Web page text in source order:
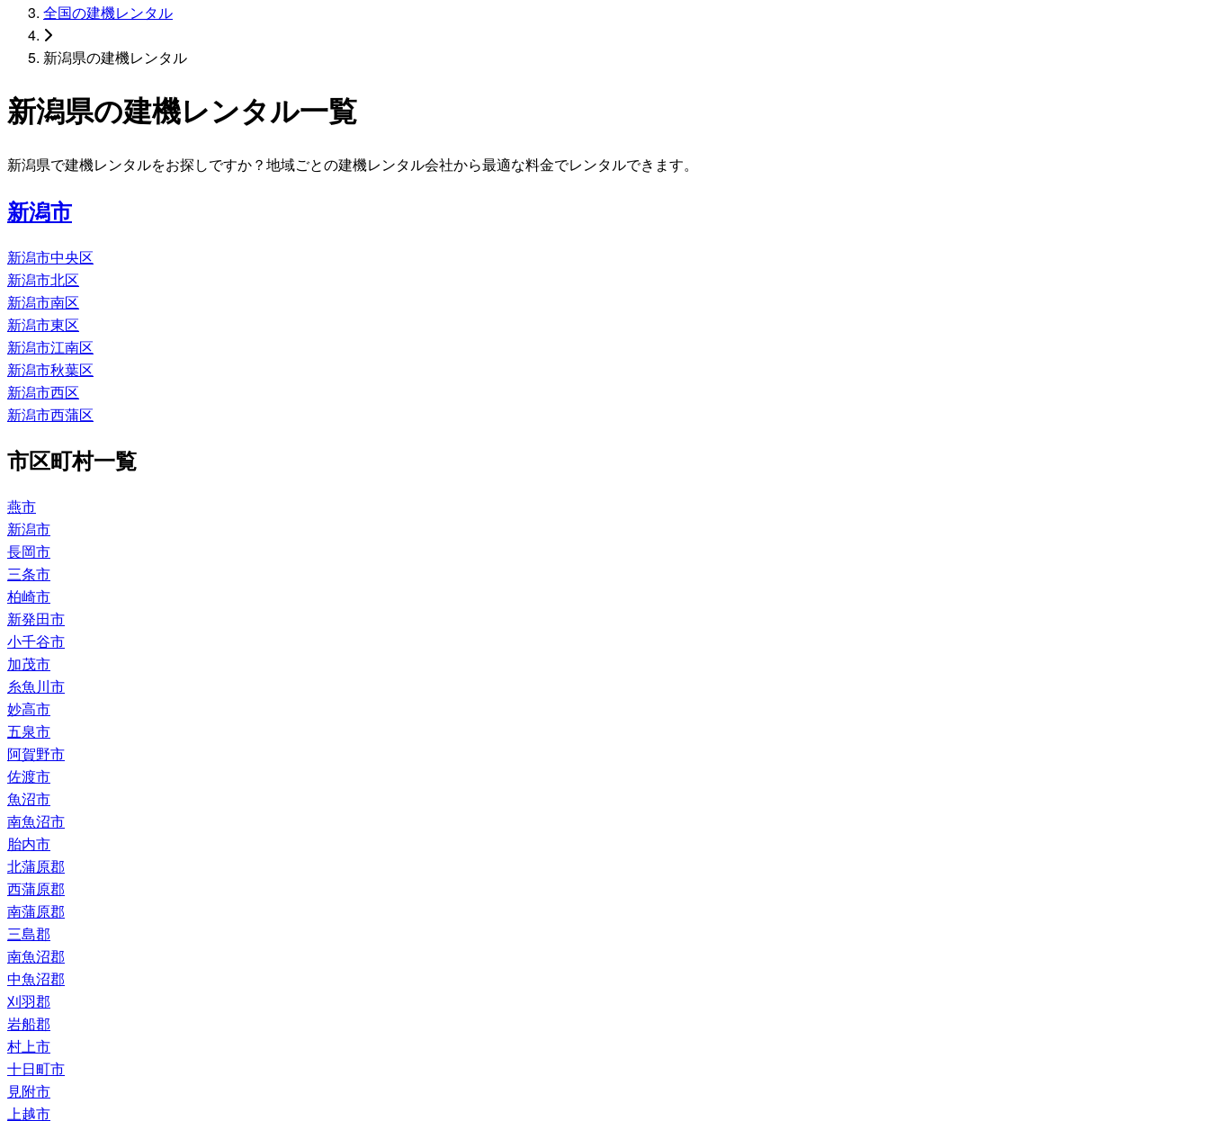
全国の建機レンタル
新潟県の建機レンタル
新潟県の建機レンタル一覧
新潟県で建機レンタルをお探しですか？地域ごとの建機レンタル会社から最適な料金でレンタルできます。
新潟市
新潟市中央区
新潟市北区
新潟市南区
新潟市東区
新潟市江南区
新潟市秋葉区
新潟市西区
新潟市西蒲区
市区町村一覧
燕市
新潟市
長岡市
三条市
柏崎市
新発田市
小千谷市
加茂市
糸魚川市
妙高市
五泉市
阿賀野市
佐渡市
魚沼市
南魚沼市
胎内市
北蒲原郡
西蒲原郡
南蒲原郡
三島郡
南魚沼郡
中魚沼郡
刈羽郡
岩船郡
村上市
十日町市
見附市
上越市